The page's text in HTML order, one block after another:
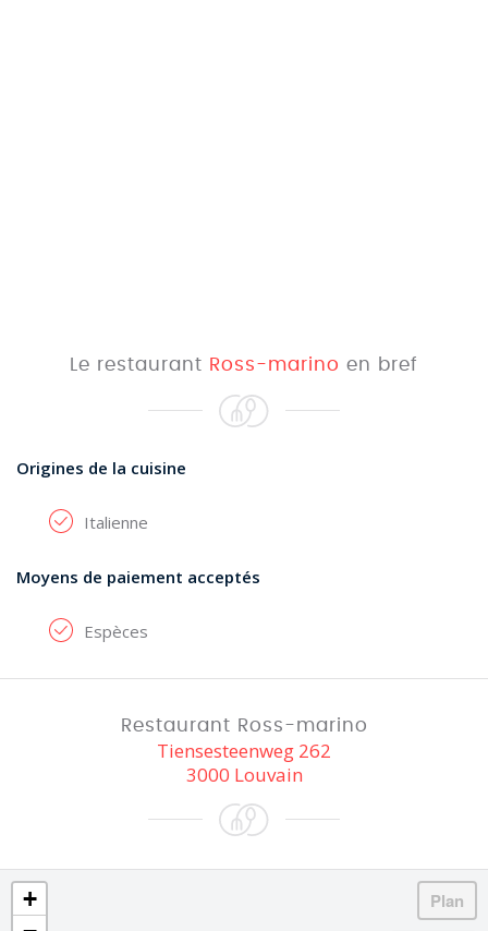
Le restaurant Ross-marino en bref
Origines de la cuisine
Italienne
Moyens de paiement acceptés
Espèces
Restaurant Ross-marino
Tiensesteenweg 262
3000 Louvain
+